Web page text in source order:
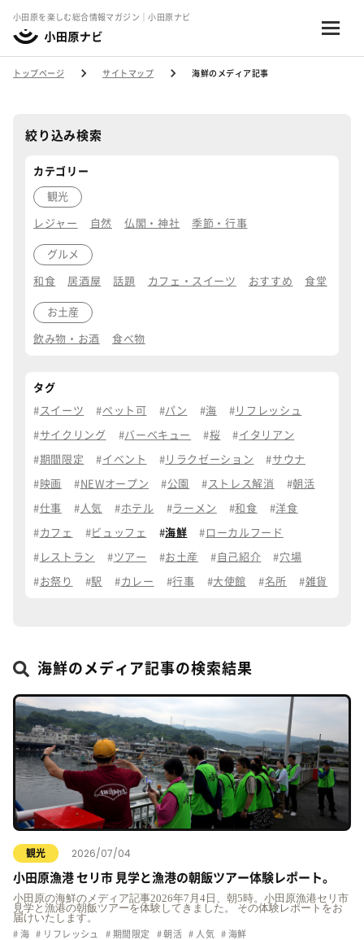
小田原を楽しむ総合情報マガジン｜小田原ナビ
トップページ サイトマップ 海鮮のメディア記事
絞り込み検索
カテゴリー
観光
レジャー 自然 仏閣・神社 季節・行事
グルメ
和食 居酒屋 話題 カフェ・スイーツ おすすめ 食堂
お土産
飲み物・お酒 食べ物
タグ
スイーツ ペット可 パン 海 リフレッシュ
サイクリング バーベキュー 桜 イタリアン
期間限定 イベント リラクゼーション サウナ
映画 NEWオープン 公園 ストレス解消 朝活
仕事 人気 ホテル ラーメン 和食 洋食
カフェ ビュッフェ 海鮮 ローカルフード
レストラン ツアー お土産 自己紹介 穴場
お祭り 駅 カレー 行事 大使館 名所 雑貨
海鮮のメディア記事の検索結果
観光 2026/07/04
小田原漁港 セリ市 見学と漁港の朝飯ツアー体験レポート。
小田原の海鮮のメディア記事2026年7月4日、朝5時。小田原漁港セリ市
見学と漁港の朝飯ツアーを体験してきました。 その体験レポートをお
届けいたします。
海 リフレッシュ 期間限定 朝活 人気 海鮮